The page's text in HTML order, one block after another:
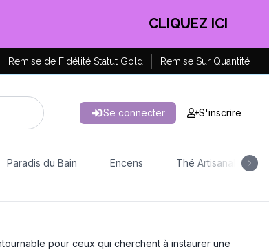
EN PROFITER !
Remise de Fidélité Statut Gold Remise Sur Quantité
Se connecter S'inscrire
Paradis du Bain Encens Thé Artisanal
pour ceux qui cherchent à instaurer une